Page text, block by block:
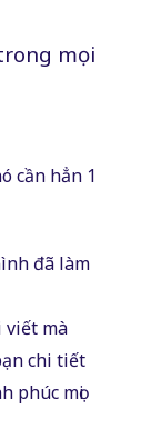
mọi
cần hẳn 1
đã làm
viết mà
chi tiết
phúc mọi